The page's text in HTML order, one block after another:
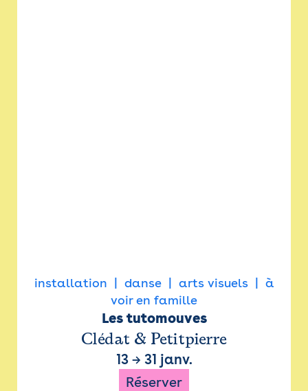
installation danse arts visuels
à
voir en famille
Les tutomouves
Clédat & Petitpierre
13→ 31 janv.
Réserver